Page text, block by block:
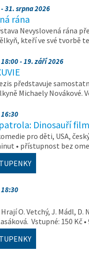
31. srpna 2026
rána
Nevyslovená rána
kteří ve své tvorbě
- 19. září 2026
představuje
Michaely Novákové.
Dinosauří film
pro děti, USA,
• přístupnost bez
O. Vetchý, J. Mádl, D.
Vstupné: 150 Kč